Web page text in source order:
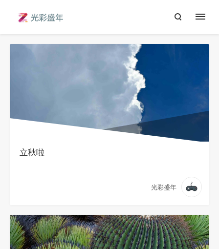
立秋啦
光彩盛年